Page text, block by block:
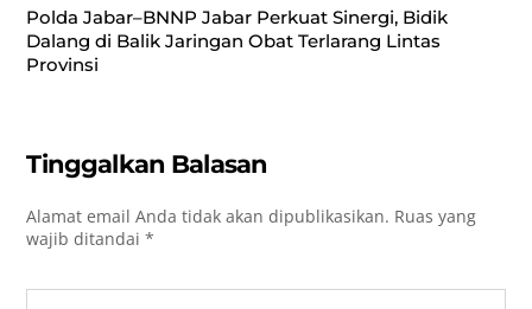
Polda Jabar–BNNP Jabar Perkuat Sinergi, Bidik
Dalang di Balik Jaringan Obat Terlarang Lintas
Provinsi
Tinggalkan Balasan
Alamat email Anda tidak akan dipublikasikan. Ruas yang
wajib ditandai*